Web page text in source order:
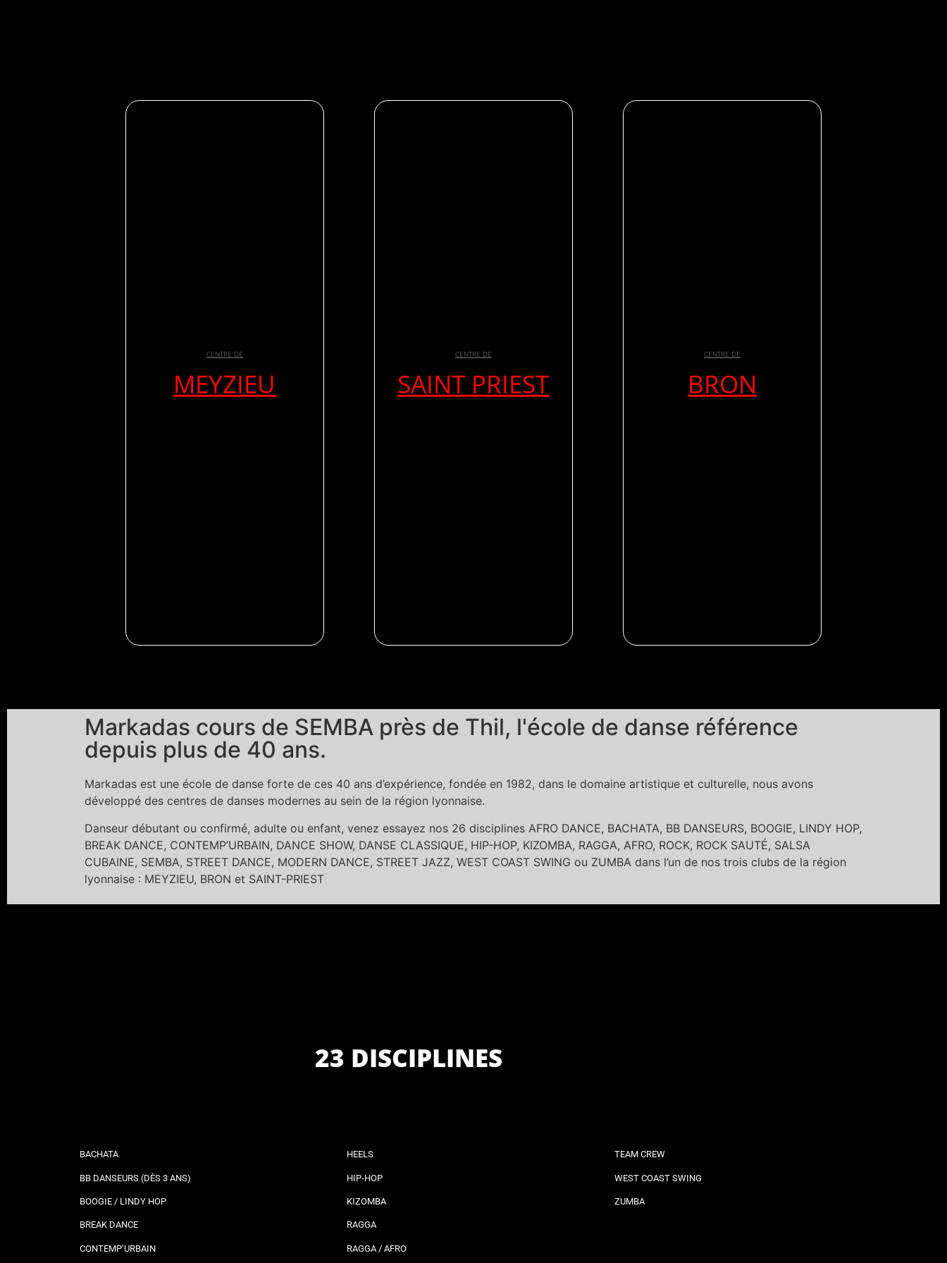
CENTRE DE
MEYZIEU
CENTRE DE
SAINT PRIEST
CENTRE DE
BRON
Markadas cours de SEMBA près de Thil, l'école de danse référence
depuis plus de 40 ans.
Markadas est une école de danse forte de ces 40 ans d’expérience, fondée en 1982, dans le domaine artistique et culturelle, nous avons
développé des centres de danses modernes au sein de la région lyonnaise.
Danseur débutant ou confirmé, adulte ou enfant, venez essayez nos 26 disciplines AFRO DANCE, BACHATA, BB DANSEURS, BOOGIE, LINDY HOP,
BREAK DANCE, CONTEMP’URBAIN, DANCE SHOW, DANSE CLASSIQUE, HIP-HOP, KIZOMBA, RAGGA, AFRO, ROCK, ROCK SAUTÉ, SALSA
CUBAINE, SEMBA, STREET DANCE, MODERN DANCE, STREET JAZZ, WEST COAST SWING ou ZUMBA dans l’un de nos trois clubs de la région
lyonnaise : MEYZIEU, BRON et SAINT-PRIEST
23 DISCIPLINES
BACHATA
BB DANSEURS (DÈS 3 ANS)
BOOGIE / LINDY HOP
BREAK DANCE
CONTEMP’URBAIN
HEELS
HIP-HOP
KIZOMBA
RAGGA
RAGGA / AFRO
TEAM CREW
WEST COAST SWING
ZUMBA